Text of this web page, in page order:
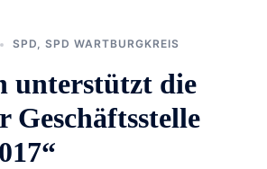
SPD, SPD WARTBURGKREIS
unterstützt die
Geschäftsstelle